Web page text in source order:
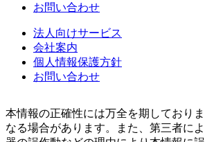
お問い合わせ
法人向けサービス
会社案内
個人情報保護方針
お問い合わせ
本情報の正確性には万全を期しており
なる場合があります。また、第三者に